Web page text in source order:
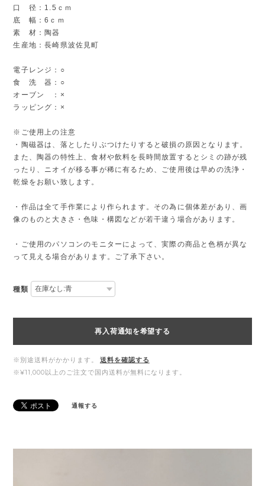
口 径：1.5ｃｍ
底 幅：6ｃｍ
素 材：陶器
生産地：長崎県波佐見町
電子レンジ：○
食 洗 器：○
オーブン ：×
ラッピング：×
※ご使用上の注意
・陶磁器は、落としたりぶつけたりすると破損の原因となります。
また、陶器の特性上、食材や飲料を長時間放置するとシミの跡が残
ったり、ニオイが移る事が稀に有るため、ご使用後は早めの洗浄・
乾燥をお願い致します。
・作品は全て手作業により作られます。その為に個体差があり、画
像のものと大きさ・色味・構図などが若干違う場合があります。
・ご使用のパソコンのモニターによって、実際の商品と色柄が異な
って見える場合があります。ご了承下さい。
種類
再入荷通知を希望する
※別途送料がかかります。
送料を確認する
※¥11,000以上のご注文で国内送料が無料になります。
通報する